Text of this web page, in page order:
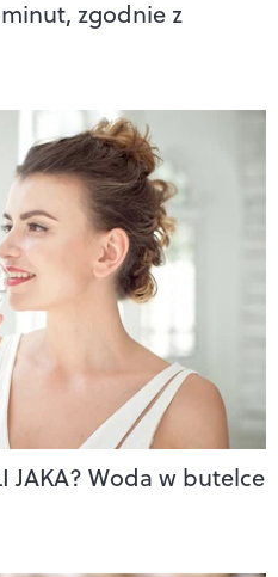
zgodnie z
JAKA? Woda w butelce